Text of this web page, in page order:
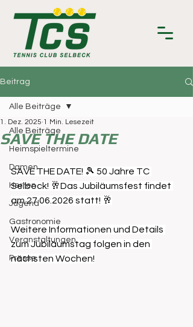
Beitrag
Alle Beiträge
Heimspieltermine
Damen
Herren
Jugend
Gastronomie
Veranstaltungen
Presse
Alle Beiträge
SAVE THE DATE
1. Dez. 2025 1 Min. Lesezeit
SAVE THE DATE! 🎾 50 Jahre TC
Selbeck! 🥂Das Jubiläumsfest findet
am 27.06.2026 statt! 🥂
Weitere Informationen und Details
zum Jubiläumstag folgen in den
nächsten Wochen!